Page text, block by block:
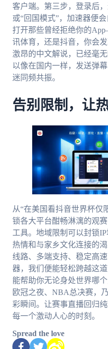
客户端。第三步，登录后
或“回国模式”，加速器便
打开那些曾经拒绝你的
讯体育，还是抖音，你会
激昂的中文解说，已经毫
以像在国内一样，发送弹
迷同频共振。
告别限制，让
从“在美国看抖音世界杯仅
锁各大平台酣畅淋漓的观
工具。地域限制可以封锁
热情和与家乡文化连接的
线路、多端支持、稳定高
器，我们便能轻松跨越这
能帮助你无论身处世界哪
欧冠之夜、NBA总决赛，
彩瞬间。让赛事直播回归
每一个激动人心的时刻。
Spread the love